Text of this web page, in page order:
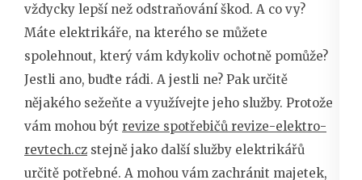
vždycky lepší než odstraňování škod. A co vy?
Máte elektrikáře, na kterého se můžete
spolehnout, který vám kdykoliv ochotně pomůže?
Jestli ano, buďte rádi. A jestli ne? Pak určitě
nějakého sežeňte a využívejte jeho služby. Protože
vám mohou být revize spotřebičů revize-elektro-
revtech.cz stejně jako další služby elektrikářů
určitě potřebné. A mohou vám zachránit majetek,